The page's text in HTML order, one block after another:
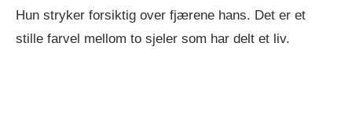
Hun stryker forsiktig over fjærene hans. Det er et
stille farvel mellom to sjeler som har delt et liv.